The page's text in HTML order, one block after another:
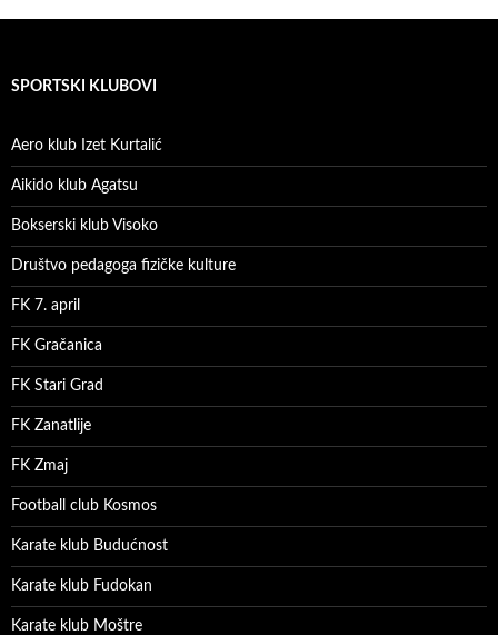
SPORTSKI KLUBOVI
Aero klub Izet Kurtalić
Aikido klub Agatsu
Bokserski klub Visoko
Društvo pedagoga fizičke kulture
FK 7. april
FK Gračanica
FK Stari Grad
FK Zanatlije
FK Zmaj
Football club Kosmos
Karate klub Budućnost
Karate klub Fudokan
Karate klub Moštre